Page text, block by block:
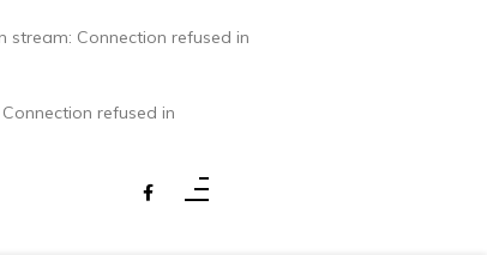
stream: Connection refused in
refused in